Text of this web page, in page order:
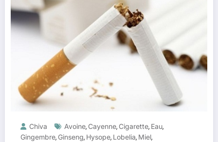
Chiva Avoine, Cayenne, Cigarette, Eau,
Gingembre, Ginseng, Hysope, Lobelia, Miel,